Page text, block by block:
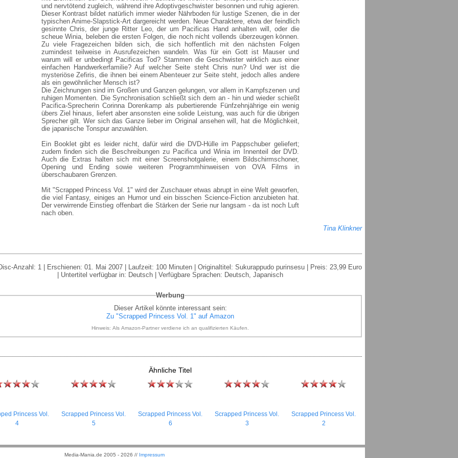
und nervtötend zugleich, während ihre Adoptivgeschwister besonnen und ruhig agieren.
Dieser Kontrast bildet natürlich immer wieder Nährboden für lustige Szenen, die in der
typischen Anime-Slapstick-Art dargereicht werden. Neue Charaktere, etwa der feindlich
gesinnte Chris, der junge Ritter Leo, der um Pacificas Hand anhalten will, oder die
scheue Winia, beleben die ersten Folgen, die noch nicht vollends überzeugen können.
Zu viele Fragezeichen bilden sich, die sich hoffentlich mit den nächsten Folgen
zumindest teilweise in Ausrufezeichen wandeln. Was für ein Gott ist Mauser und
warum will er unbedingt Pacificas Tod? Stammen die Geschwister wirklich aus einer
einfachen Handwerkerfamilie? Auf welcher Seite steht Chris nun? Und wer ist die
mysteriöse Zefiris, die ihnen bei einem Abenteuer zur Seite steht, jedoch alles andere
als ein gewöhnlicher Mensch ist?
Die Zeichnungen sind im Großen und Ganzen gelungen, vor allem in Kampfszenen und
ruhigen Momenten. Die Synchronisation schließt sich dem an - hin und wieder schießt
Pacifica-Sprecherin Corinna Dorenkamp als pubertierende Fünfzehnjährige ein wenig
übers Ziel hinaus, liefert aber ansonsten eine solide Leistung, was auch für die übrigen
Sprecher gilt. Wer sich das Ganze lieber im Original ansehen will, hat die Möglichkeit,
die japanische Tonspur anzuwählen.
Ein Booklet gibt es leider nicht, dafür wird die DVD-Hülle im Pappschuber geliefert;
zudem finden sich die Beschreibungen zu Pacifica und Winia im Innenteil der DVD.
Auch die Extras halten sich mit einer Screenshotgalerie, einem Bildschirmschoner,
Opening und Ending sowie weiteren Programmhinweisen von OVA Films in
überschaubaren Grenzen.
Mit "Scrapped Princess Vol. 1" wird der Zuschauer etwas abrupt in eine Welt geworfen,
die viel Fantasy, einiges an Humor und ein bisschen Science-Fiction anzubieten hat.
Der verwirrende Einstieg offenbart die Stärken der Serie nur langsam - da ist noch Luft
nach oben.
Tina Klinkner
Anzahl: 1 | Erschienen: 01. Mai 2007 | Laufzeit: 100 Minuten | Originaltitel: Sukurappudo purinsesu | Preis: 23,99 Euro
| Untertitel verfügbar in: Deutsch | Verfügbare Sprachen: Deutsch, Japanisch
Werbung
Dieser Artikel könnte interessant sein:
Zu "Scrapped Princess Vol. 1" auf Amazon
Hinweis: Als Amazon-Partner verdiene ich an qualifizierten Käufen.
Ähnliche Titel
Princess Vol.
4
Scrapped Princess Vol.
5
Scrapped Princess Vol.
6
Scrapped Princess Vol.
3
Scrapped Princess Vol.
2
Media-Mania.de 2005 - 2026 // Impressum